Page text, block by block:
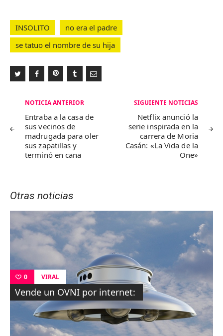
INSOLITO
no era el padre
se tatuo el nombre de su hija
Navegación
entradas
NOTICIA ANTERIOR
Entraba a la casa de
sus vecinos de
madrugada para oler
sus zapatillas y
terminó en cana
SIGUIENTE NOTICIAS
Netflix anunció la
serie inspirada en la
carrera de Moria
Casán: «La Vida de la
One»
Otras noticias
0 VIRAL
Vende un OVNI por internet: